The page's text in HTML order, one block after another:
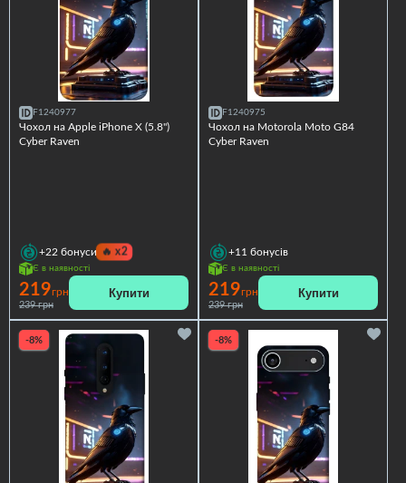
F1240977
Чохол на Apple iPhone X (5.8")
Cyber Raven
+22 бонуси 🔥x2
Є в наявності
219грн
239 грн
Купити
F1240975
Чохол на Motorola Moto G84
Cyber Raven
+11 бонусів
Є в наявності
219грн
239 грн
Купити
-8% -8%